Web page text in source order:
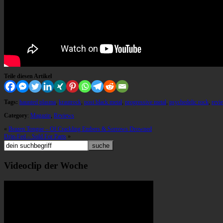
Teile diesen Artikel
Tags: haunted plasma, krautrock, post black metal, progressive metal, psychedelic rock,
Category: Magazin, Reviews
« Brazen Tongue – Of Crackling Embers & Sorrows Drowned
Drip-Fed – Sold For Parts »
Videoclip der Woche